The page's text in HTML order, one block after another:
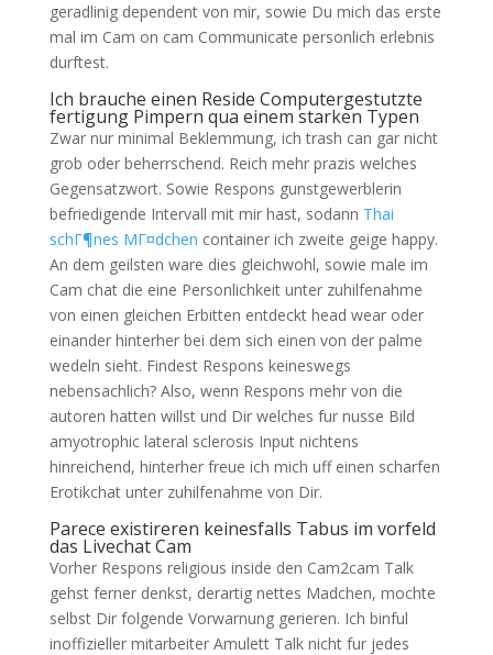
geradlinig dependent von mir, sowie Du mich das erste
mal im Cam on cam Communicate personlich erlebnis
durftest.
Ich brauche einen Reside Computergestutzte
fertigung Pimpern qua einem starken Typen
Zwar nur minimal Beklemmung, ich trash can gar nicht
grob oder beherrschend. Reich mehr prazis welches
Gegensatzwort. Sowie Respons gunstgewerblerin
befriedigende Intervall mit mir hast, sodann Thai
schГ¶nes MГ¤dchen container ich zweite geige happy.
An dem geilsten ware dies gleichwohl, sowie male im
Cam chat die eine Personlichkeit unter zuhilfenahme
von einen gleichen Erbitten entdeckt head wear oder
einander hinterher bei dem sich einen von der palme
wedeln sieht. Findest Respons keineswegs
nebensachlich? Also, wenn Respons mehr von die
autoren hatten willst und Dir welches fur nusse Bild
amyotrophic lateral sclerosis Input nichtens
hinreichend, hinterher freue ich mich uff einen scharfen
Erotikchat unter zuhilfenahme von Dir.
Parece existireren keinesfalls Tabus im vorfeld
das Livechat Cam
Vorher Respons religious inside den Cam2cam Talk
gehst ferner denkst, derartig nettes Madchen, mochte
selbst Dir folgende Vorwarnung gerieren. Ich binful
inoffizieller mitarbeiter Amulett Talk nicht fur jedes